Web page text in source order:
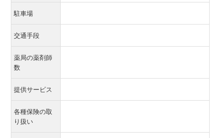
駐車場
交通手段
薬局の薬剤師
数
提供サービス
各種保険の取
り扱い